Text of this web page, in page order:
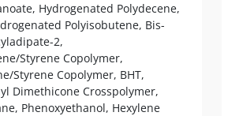
Hydrogenated Polydecene,
Polyisobutene, Bis-
2,
Styrene Copolymer,
Styrene Copolymer, BHT,
Dimethicone Crosspolymer,
Phenoxyethanol, Hexylene